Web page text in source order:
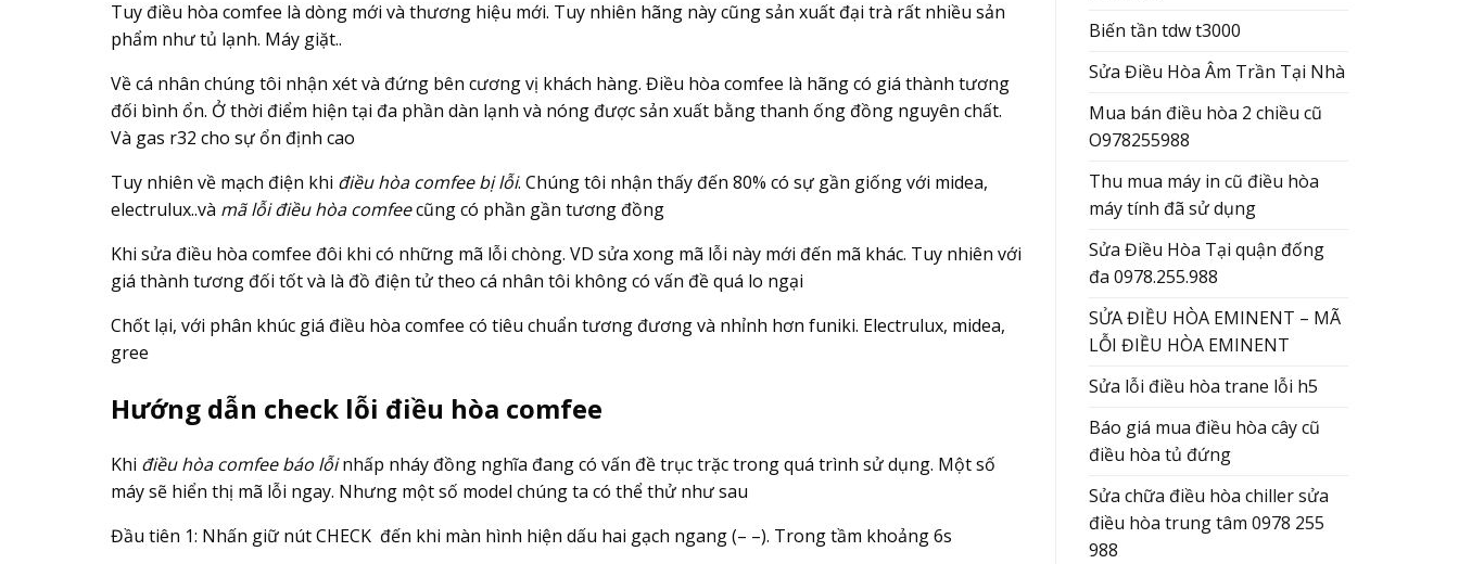
Tuy điều hòa comfee là dòng mới và thương hiệu mới. Tuy nhiên hãng này cũng sản xuất đại trà rất nhiều sản
phẩm như tủ lạnh. Máy giặt..
Về cá nhân chúng tôi nhận xét và đứng bên cương vị khách hàng. Điều hòa comfee là hãng có giá thành tương
đối bình ổn. Ở thời điểm hiện tại đa phần dàn lạnh và nóng được sản xuất bằng thanh ống đồng nguyên chất.
Và gas r32 cho sự ổn định cao
Tuy nhiên về mạch điện khi điều hòa comfee bị lỗi. Chúng tôi nhận thấy đến 80% có sự gần giống với midea,
electrulux..và mã lỗi điều hòa comfeecũng có phần gần tương đồng
Khi sửa điều hòa comfee đôi khi có những mã lỗi chòng. VD sửa xong mã lỗi này mới đến mã khác. Tuy nhiên với
giá thành tương đối tốt và là đồ điện tử theo cá nhân tôi không có vấn đề quá lo ngại
Chốt lại, với phân khúc giá điều hòa comfee có tiêu chuẩn tương đương và nhỉnh hơn funiki. Electrulux, midea,
gree
Hướng dẫn check lỗi điều hòa comfee
Khi điều hòa comfee báo lỗinhấp nháy đồng nghĩa đang có vấn đề trục trặc trong quá trình sử dụng. Một số
máy sẽ hiển thị mã lỗi ngay. Nhưng một số model chúng ta có thể thử như sau
Đầu tiên 1: Nhấn giữ nút CHECK đến khi màn hình hiện dấu hai gạch ngang (– –). Trong tầm khoảng 6s
Biến tần tdw t3000
Sửa Điều Hòa Âm Trần Tại Nhà
Mua bán điều hòa 2 chiều cũ
O978255988
Thu mua máy in cũ điều hòa
máy tính đã sử dụng
Sửa Điều Hòa Tại quận đống
đa 0978.255.988
SỬA ĐIỀU HÒA EMINENT – MÃ
LỖI ĐIỀU HÒA EMINENT
Sửa lỗi điều hòa trane lỗi h5
Báo giá mua điều hòa cây cũ
điều hòa tủ đứng
Sửa chữa điều hòa chiller sửa
điều hòa trung tâm 0978 255
988